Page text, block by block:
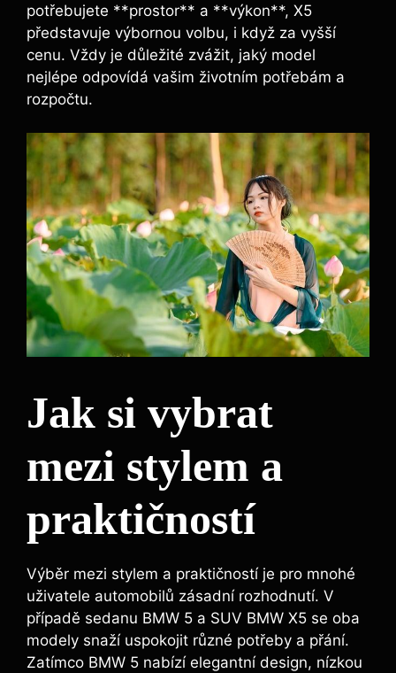
potřebujete **prostor** a **výkon**, X5
představuje výbornou volbu, i když za vyšší
cenu. Vždy je důležité zvážit, jaký model
nejlépe odpovídá vašim životním potřebám a
rozpočtu.
Jak si vybrat
mezi stylem a
praktičností
Výběr mezi stylem a praktičností je pro mnohé
uživatele automobilů zásadní rozhodnutí. V
případě sedanu BMW 5 a SUV BMW X5 se oba
modely snaží uspokojit různé potřeby a přání.
Zatímco BMW 5 nabízí elegantní design, nízkou